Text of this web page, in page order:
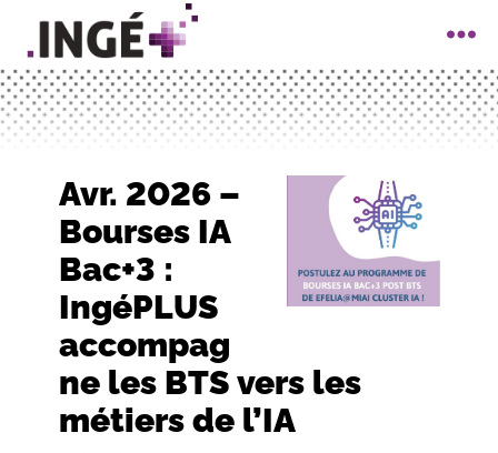
IngéPlus
Avr. 2026 –
Bourses IA
Bac+3 :
IngéPLUS
accompag
ne les BTS vers les
métiers de l’IA